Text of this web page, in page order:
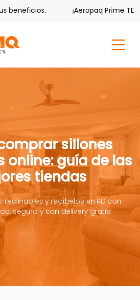
¡Aeropaq Prime TE DA
sillones
online: guía de las
tiendas
reclinables y recíbelos en RD con
seguro y con delivery gratis!